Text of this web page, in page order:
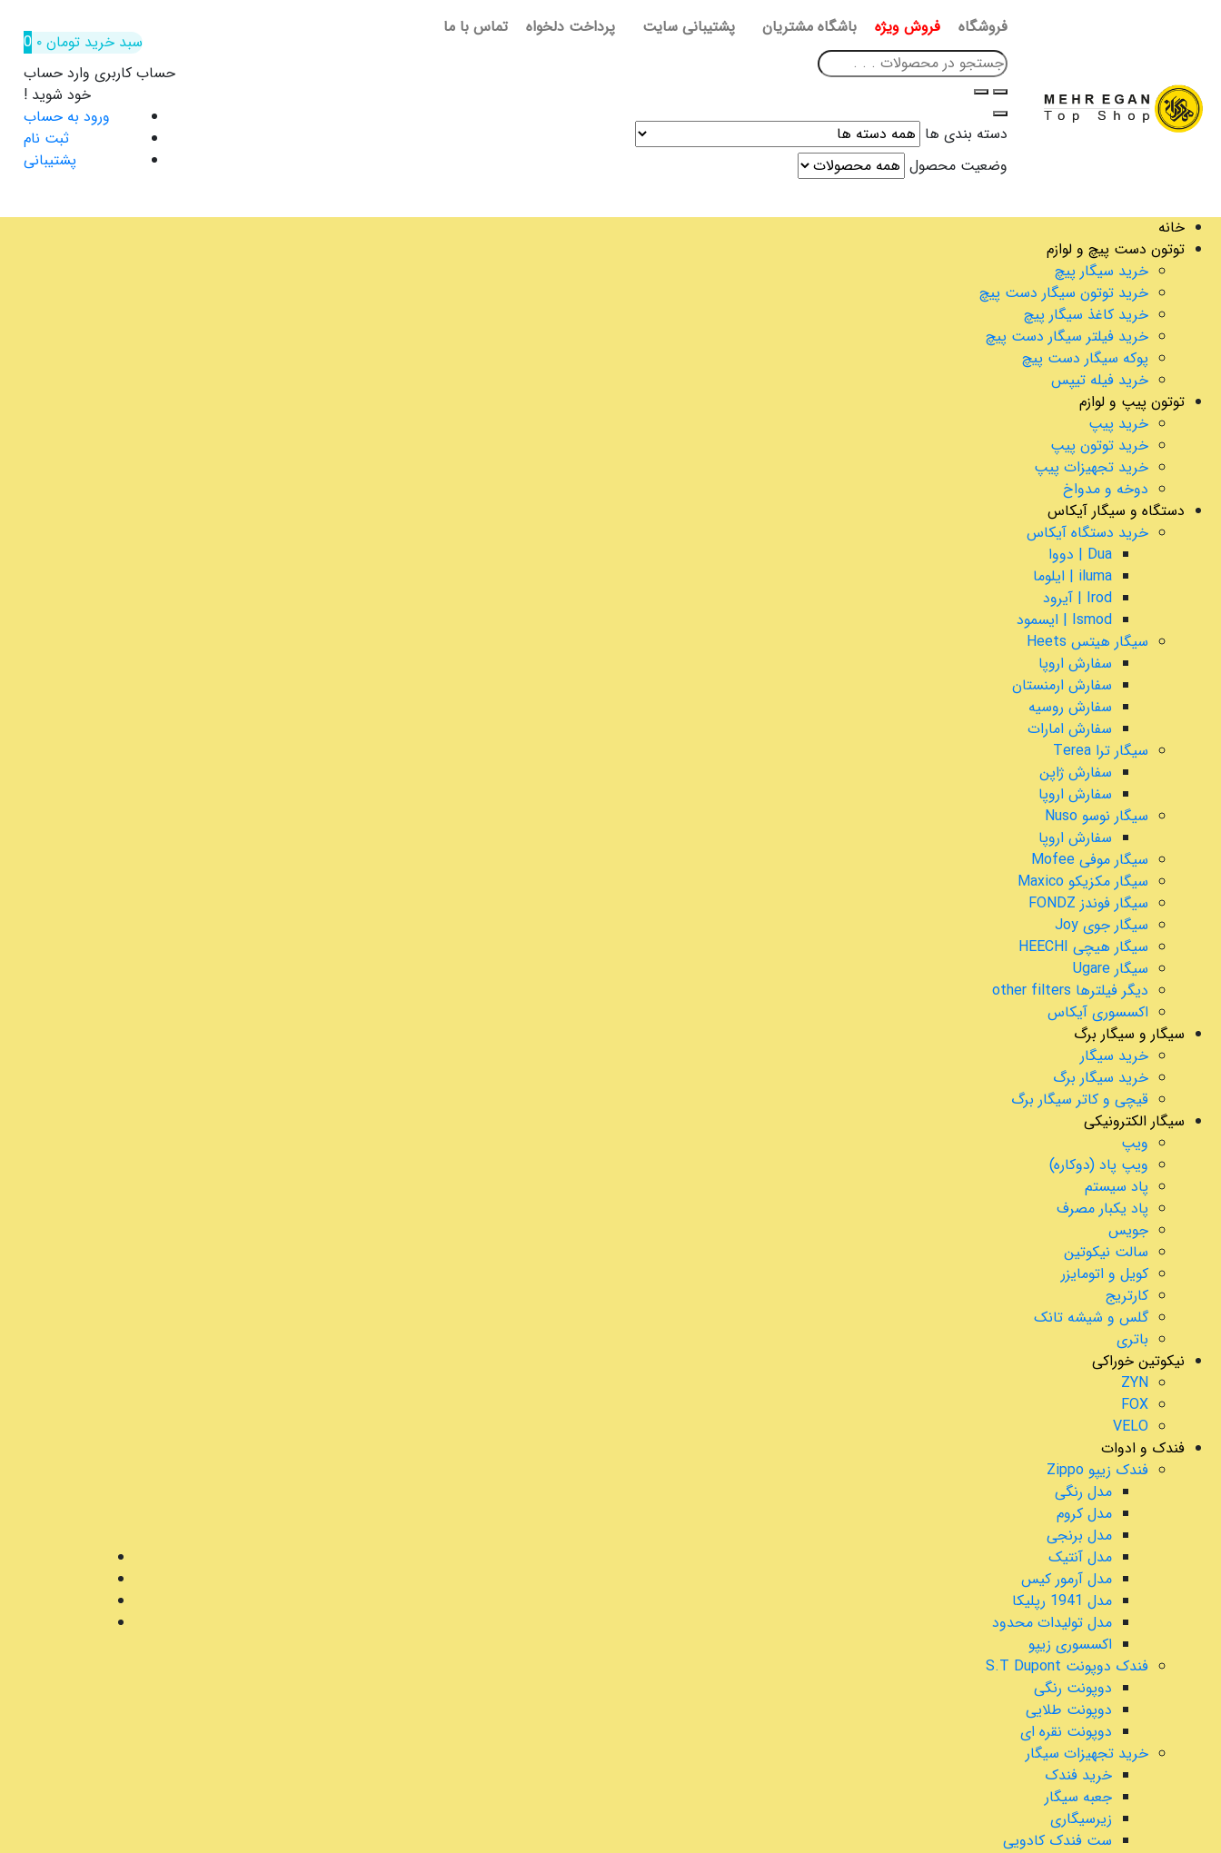
فروشگاه فروش ویژه باشگاه مشتریان پشتیبانی سایت پرداخت دلخواه تماس با ما
دسته بندی ها
وضعیت محصول
سبد خرید تومان۰
0
حساب کاربری وارد حساب
خود شوید !
ورود به حساب
ثبت نام
پشتیبانی
خانه
توتون دست پیچ و لوازم
خرید سیگار پیچ
خرید توتون سیگار دست پیچ
خرید کاغذ سیگار پیچ
خرید فیلتر سیگار دست پیچ
پوکه سیگار دست پیچ
خرید فیله تیپس
توتون پیپ و لوازم
خرید پیپ
خرید توتون پیپ
خرید تجهیزات پیپ
دوخه و مدواخ
دستگاه و سیگار آیکاس
خرید دستگاه آیکاس
Dua | دووا
iluma | ایلوما
Irod | آیرود
Ismod | ایسمود
سیگار هیتس Heets
سفارش اروپا
سفارش ارمنستان
سفارش روسیه
سفارش امارات
سیگار ترا Terea
سفارش ژاپن
سفارش اروپا
سیگار نوسو Nuso
سفارش اروپا
سیگار موفی Mofee
سیگار مکزیکو Maxico
سیگار فوندز FONDZ
سیگار جوی Joy
سیگار هیچی HEECHI
سیگار Ugare
دیگر فیلترها other filters
اکسسوری آیکاس
سیگار و سیگار برگ
خرید سیگار
خرید سیگار برگ
قیچی و کاتر سیگار برگ
سیگار الکترونیکی
ویپ
ویپ پاد (دوکاره)
پاد سیستم
پاد یکبار مصرف
جویس
سالت نیکوتین
کویل و اتومایزر
کارتریج
گلس و شیشه تانک
باتری
نیکوتین خوراکی
ZYN
FOX
VELO
فندک و ادوات
فندک زیپو Zippo
مدل رنگی
مدل کروم
مدل برنجی
مدل آنتیک
مدل آرمور کیس
مدل 1941 رپلیکا
مدل تولیدات محدود
اکسسوری زیپو
فندک دوپونت S.T Dupont
دوپونت رنگی
دوپونت طلایی
دوپونت نقره ای
خرید تجهیزات سیگار
خرید فندک
جعبه سیگار
زیرسیگاری
ست فندک کادویی